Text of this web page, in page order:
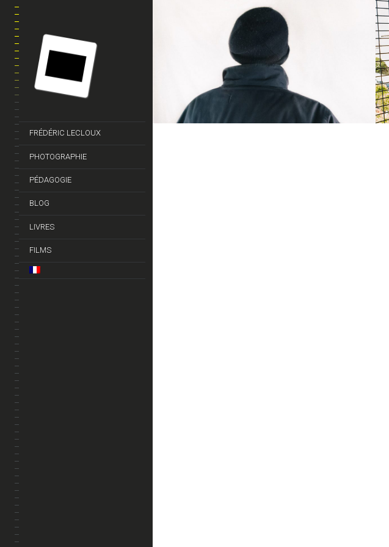
FRÉDÉRIC LECLOUX
PHOTOGRAPHIE
PÉDAGOGIE
BLOG
LIVRES
FILMS
LE PHANTÔMATON
PORTRAIT PROJETS CULTURELS